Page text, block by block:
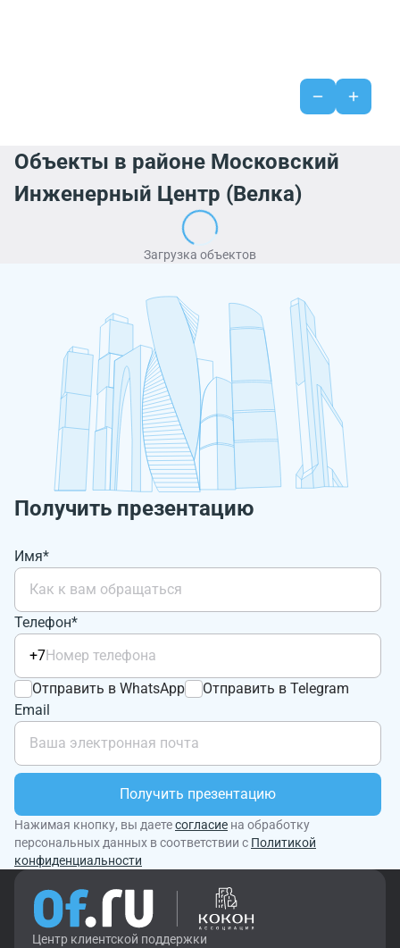
Объекты в районе Московский
Инженерный Центр (Велка)
Загрузка объектов
Получить презентацию
Имя*
Телефон*
+7
Отправить в WhatsApp
Отправить в Telegram
Email
Получить презентацию
Нажимая кнопку, вы даетесогласие на обработку
персональных данных в соответствии с Политикой
конфиденциальности
Центр клиентской поддержки